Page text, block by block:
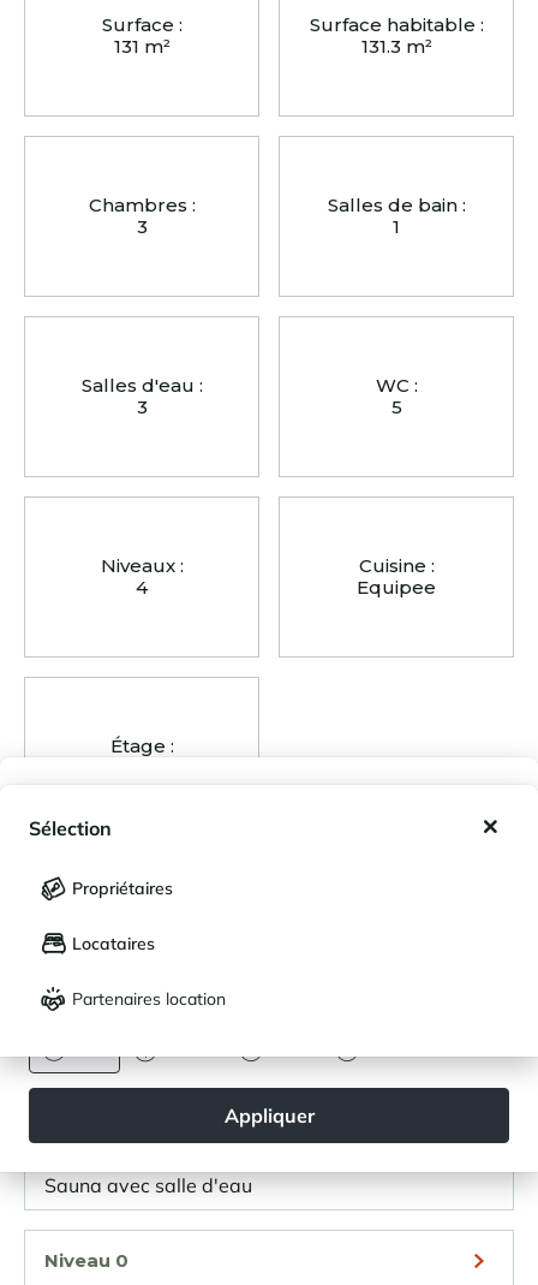
Français
DEVISE
Appliquer
Sélection
Propriétaires
Locataires
Partenaires location
Surface :
131 m²
Surface habitable :
131.3 m²
Chambres :
3
Salles de bain :
1
Salles d'eau :
3
WC :
5
Niveaux :
4
Cuisine :
Equipee
Étage :
Dortoir en suite (salle de bains)
Sauna avec salle d'eau
Niveau 0